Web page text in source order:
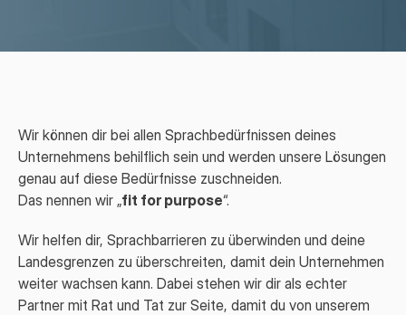
Wir können dir bei allen Sprachbedürfnissen deines
Unternehmens behilflich sein und werden unsere Lösungen
genau auf diese Bedürfnisse zuschneiden.
Das nennen wir „fit for purpose“.
Wir helfen dir, Sprachbarrieren zu überwinden und deine
Landesgrenzen zu überschreiten, damit dein Unternehmen
weiter wachsen kann. Dabei stehen wir dir als echter
Partner mit Rat und Tat zur Seite, damit du von unserem